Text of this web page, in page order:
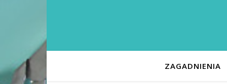
ZAGADNIENIA